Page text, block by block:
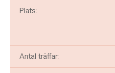
Plats:
Antal träffar: